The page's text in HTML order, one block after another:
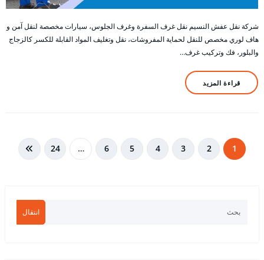
شركة نقل عفش النسيم نقل غرف السفرة وغرف الجلوس، سيارات مخصصة لنقل آمن و
هاف لوري مخصص للنقل لحماية المفروشات، نقل وتغليف المواد القابلة للكسر كالزجاج
والبلور، فك وتركيب غرف…
قراءة المزيد
تعدد 1
2
3
4
5
6
…
24
انتقال